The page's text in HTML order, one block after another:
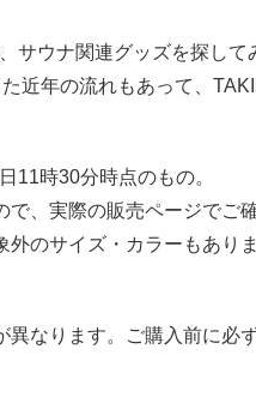
サウナ関連グッズを探して
近年の流れもあって、
11時30分時点のもの。
、実際の販売ページでご
のサイズ・カラーもあり
なります。ご購入前に必